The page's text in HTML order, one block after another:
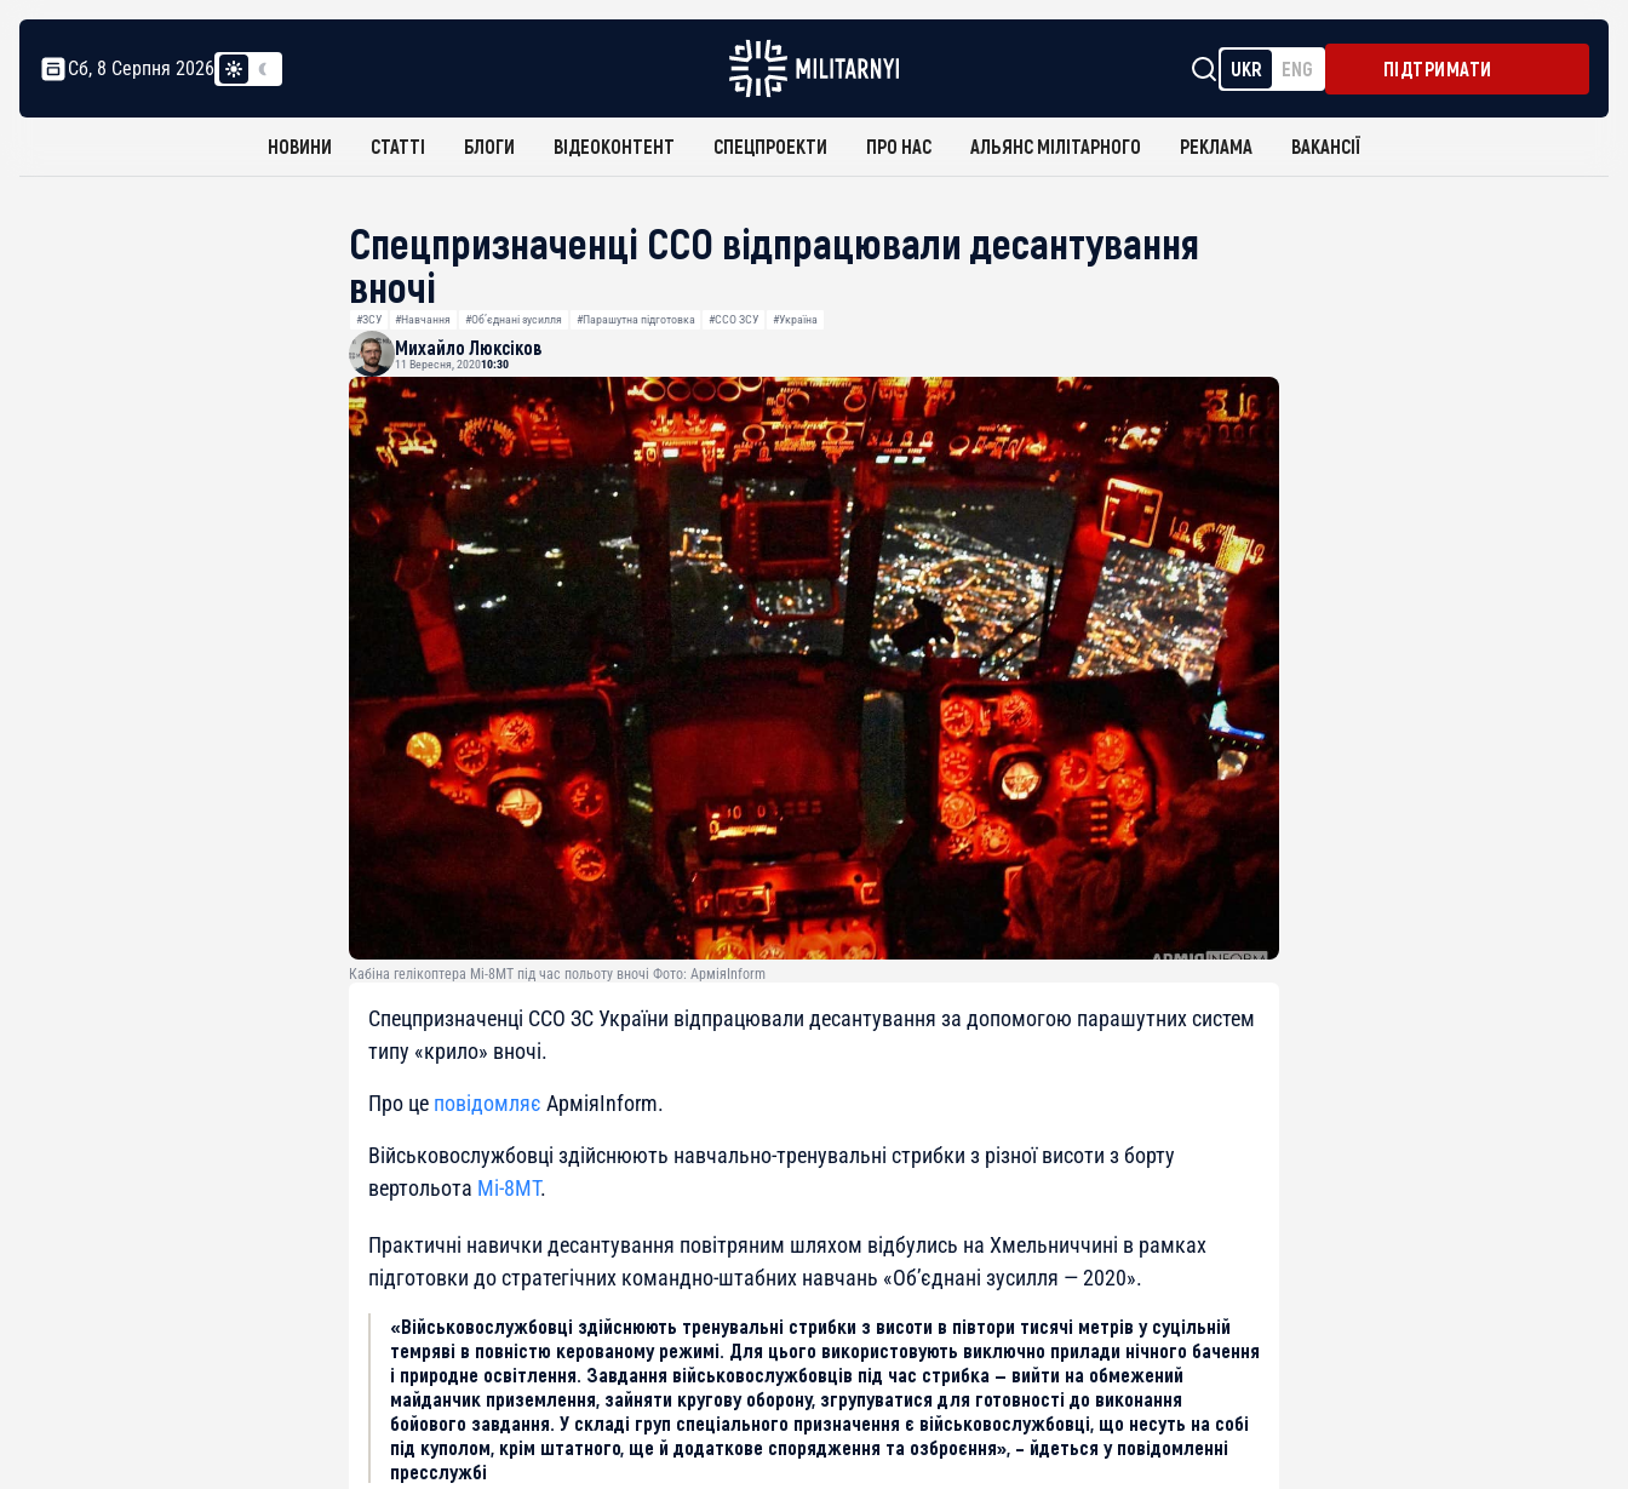
Сб, 8 Серпня 2026 UKR ENG ПІДТРИМАТИ
НОВИНИ СТАТТІ БЛОГИ ВІДЕОКОНТЕНТ СПЕЦПРОЕКТИ ПРО НАС АЛЬЯНС МІЛІТАРНОГО РЕКЛАМА ВАКАНСІЇ
Спецпризначенці ССО відпрацювали десантування
вночі
#ЗСУ #Навчання #Об’єднані зусилля #Парашутна підготовка #ССО ЗСУ #Україна
Михайло Люксіков
11 Вересня, 202010:30
Кабіна гелікоптера Мі-8МТ під час польоту вночі Фото: АрміяInform
Спецпризначенці ССО ЗС України відпрацювали десантування за допомогою парашутних систем
типу «крило» вночі.
Про це повідомляє АрміяInform.
Військовослужбовці здійснюють навчально-тренувальні стрибки з різної висоти з борту
вертольота Мі-8МТ.
Практичні навички десантування повітряним шляхом відбулись на Хмельниччині в рамках
підготовки до стратегічних командно-штабних навчань «Об’єднані зусилля — 2020».
«Військовослужбовці здійснюють тренувальні стрибки з висоти в півтори тисячі метрів у суцільній
темряві в повністю керованому режимі. Для цього використовують виключно прилади нічного бачення
і природне освітлення. Завдання військовослужбовців під час стрибка — вийти на обмежений
майданчик приземлення, зайняти кругову оборону, згрупуватися для готовності до виконання
бойового завдання. У складі груп спеціального призначення є військовослужбовці, що несуть на собі
під куполом, крім штатного, ще й додаткове спорядження та озброєння», – йдеться у повідомленні
пресслужбі